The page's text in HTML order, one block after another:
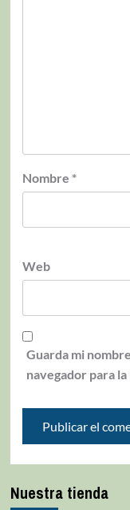
Nombre *
Web
Guarda mi
navegador para
Nuestra tienda